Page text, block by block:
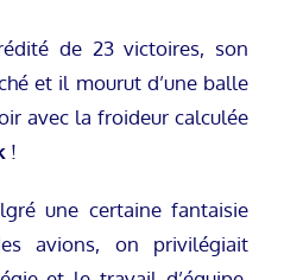
de 23 victoires, son
et il mourut d’une balle
avec la froideur calculée
!
une certaine fantaisie
avions, on privilégiait